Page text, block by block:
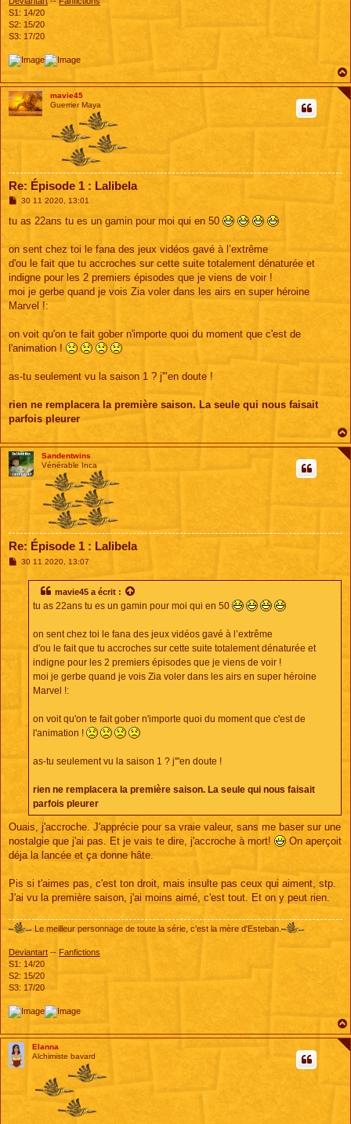
S1: 14/20
S2: 15/20
S3: 17/20
mavie45
Guerrier Maya
Re: Épisode 1 : Lalibela
M
s
g
30 11 2020, 13:01
tu as 22ans tu es un gamin pour moi qui en 50
on sent chez toi le fana des jeux vidéos gavé à l’extrême
d'ou le fait que tu accroches sur cette suite totalement dénaturée et
indigne pour les 2 premiers épisodes que je viens de voir !
moi je gerbe quand je vois Zia voler dans les airs en super héroine
Marvel !:
on voit qu'on te fait gober n'importe quoi du moment que c'est de
l'animation !
as-tu seulement vu la saison 1 ? j'"en doute !
rien ne remplacera la première saison. La seule qui nous faisait
parfois pleurer
Sandentwins
Vénérable Inca
Re: Épisode 1 : Lalibela
M30 11 2020, 13:07
mavie45 a écrit :
tu as 22ans tu es un gamin pour moi qui en 50
on sent chez toi le fana des jeux vidéos gavé à l’extrême
d'ou le fait que tu accroches sur cette suite totalement dénaturée et
indigne pour les 2 premiers épisodes que je viens de voir !
moi je gerbe quand je vois Zia voler dans les airs en super héroine
Marvel !:
on voit qu'on te fait gober n'importe quoi du moment que c'est de
l'animation !
as-tu seulement vu la saison 1 ? j'"en doute !
rien ne remplacera la première saison. La seule qui nous faisait
parfois pleurer
Ouais, j'accroche. J'apprécie pour sa vraie valeur, sans me baser sur une
nostalgie que j'ai pas. Et je vais te dire, j'accroche à mort!
On aperçoit
déja la lancée et ça donne hâte.
Pis si t'aimes pas, c'est ton droit, mais insulte pas ceux qui aiment, stp.
J'ai vu la première saison, j'ai moins aimé, c'est tout. Et on y peut rien.
Le meilleur personnage de toute la série, c'est la mère d'Esteban.
Deviantart -- Fanfictions
S1: 14/20
S2: 15/20
S3: 17/20
Elanna
Alchimiste bavard